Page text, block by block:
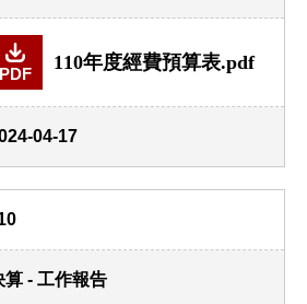
PDF
110年度經費預算表.pdf
04-17
算 - 工作報告